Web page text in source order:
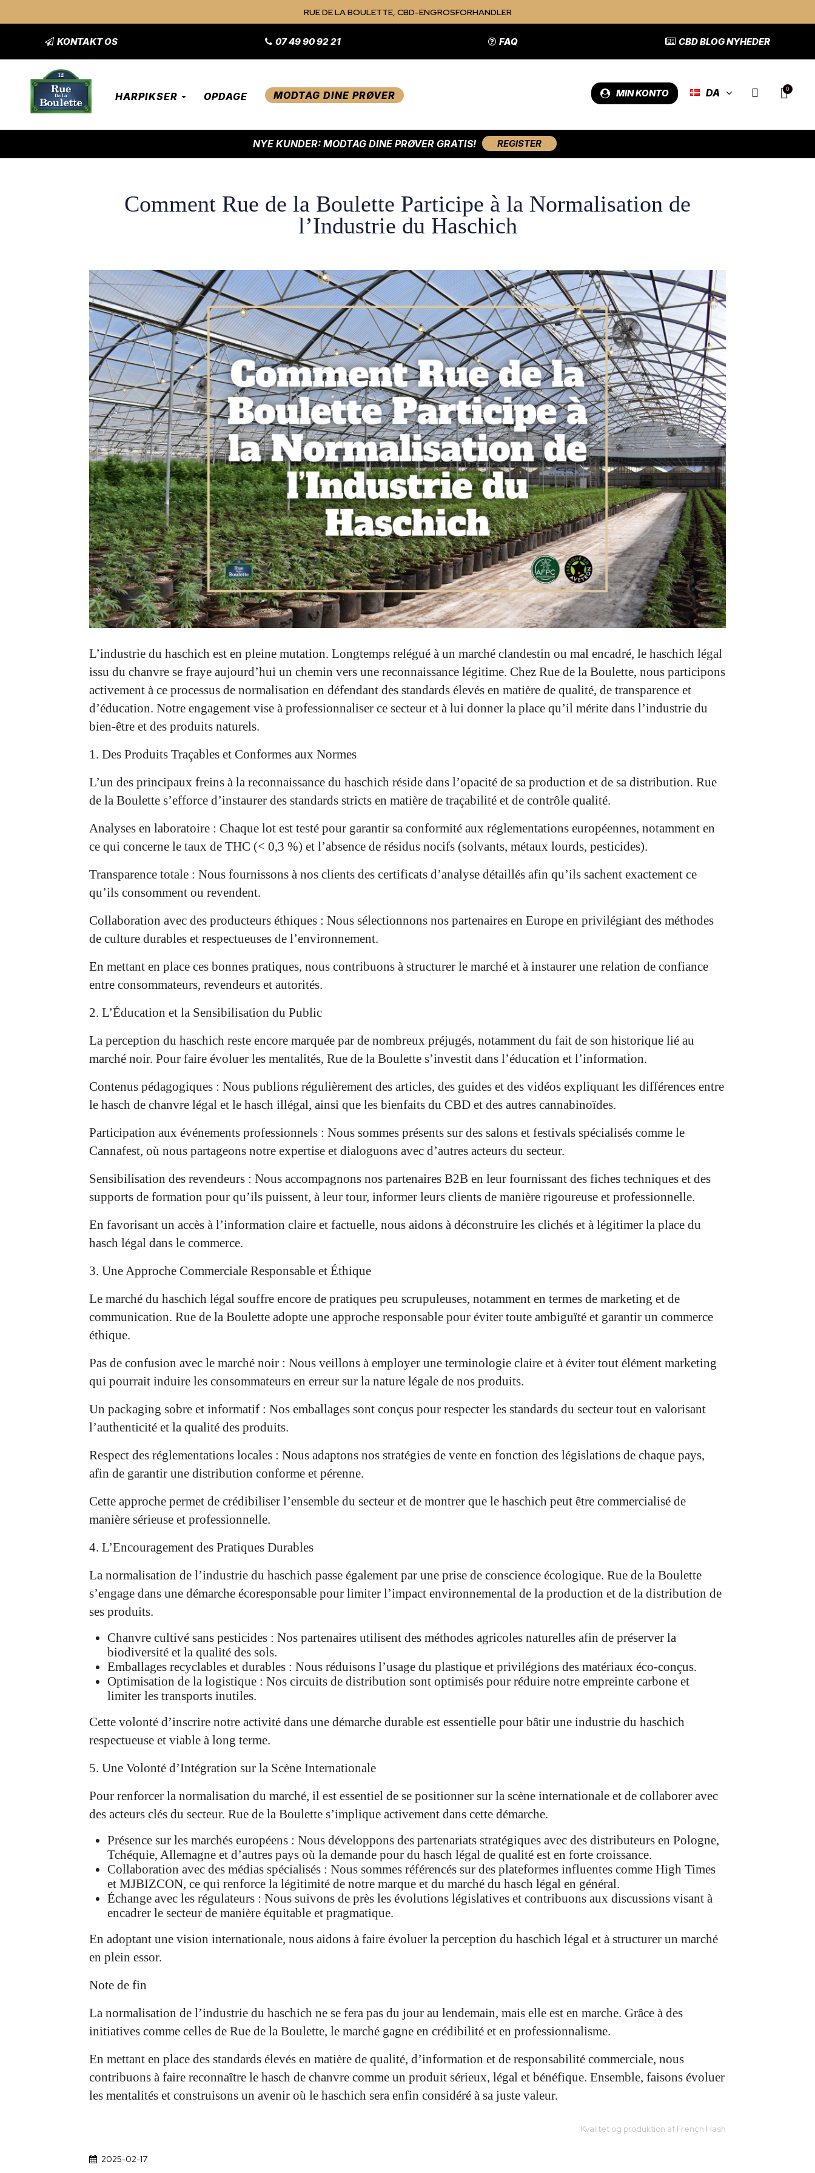
RUE DE LA BOULETTE, CBD-ENGROSFORHANDLER
KONTAKT OS 07 49 90 92 21 FAQ CBD BLOG NYHEDER
MIN KONTO DA
HARPIKSER OPDAGE MODTAG DINE PRØVER
NYE KUNDER: MODTAG DINE PRØVER GRATIS! REGISTER
Comment Rue de la Boulette Participe à la Normalisation de
l’Industrie du Haschich
L’industrie du haschich est en pleine mutation. Longtemps relégué à un marché clandestin ou mal encadré, le haschich légal
issu du chanvre se fraye aujourd’hui un chemin vers une reconnaissance légitime. Chez Rue de la Boulette, nous participons
activement à ce processus de normalisation en défendant des standards élevés en matière de qualité, de transparence et
d’éducation. Notre engagement vise à professionnaliser ce secteur et à lui donner la place qu’il mérite dans l’industrie du
bien-être et des produits naturels.
1. Des Produits Traçables et Conformes aux Normes
L’un des principaux freins à la reconnaissance du haschich réside dans l’opacité de sa production et de sa distribution. Rue
de la Boulette s’efforce d’instaurer des standards stricts en matière de traçabilité et de contrôle qualité.
Analyses en laboratoire : Chaque lot est testé pour garantir sa conformité aux réglementations européennes, notamment en
ce qui concerne le taux de THC (< 0,3 %) et l’absence de résidus nocifs (solvants, métaux lourds, pesticides).
Transparence totale : Nous fournissons à nos clients des certificats d’analyse détaillés afin qu’ils sachent exactement ce
qu’ils consomment ou revendent.
Collaboration avec des producteurs éthiques : Nous sélectionnons nos partenaires en Europe en privilégiant des méthodes
de culture durables et respectueuses de l’environnement.
En mettant en place ces bonnes pratiques, nous contribuons à structurer le marché et à instaurer une relation de confiance
entre consommateurs, revendeurs et autorités.
2. L’Éducation et la Sensibilisation du Public
La perception du haschich reste encore marquée par de nombreux préjugés, notamment du fait de son historique lié au
marché noir. Pour faire évoluer les mentalités, Rue de la Boulette s’investit dans l’éducation et l’information.
Contenus pédagogiques : Nous publions régulièrement des articles, des guides et des vidéos expliquant les différences entre
le hasch de chanvre légal et le hasch illégal, ainsi que les bienfaits du CBD et des autres cannabinoïdes.
Participation aux événements professionnels : Nous sommes présents sur des salons et festivals spécialisés comme le
Cannafest, où nous partageons notre expertise et dialoguons avec d’autres acteurs du secteur.
Sensibilisation des revendeurs : Nous accompagnons nos partenaires B2B en leur fournissant des fiches techniques et des
supports de formation pour qu’ils puissent, à leur tour, informer leurs clients de manière rigoureuse et professionnelle.
En favorisant un accès à l’information claire et factuelle, nous aidons à déconstruire les clichés et à légitimer la place du
hasch légal dans le commerce.
3. Une Approche Commerciale Responsable et Éthique
Le marché du haschich légal souffre encore de pratiques peu scrupuleuses, notamment en termes de marketing et de
communication. Rue de la Boulette adopte une approche responsable pour éviter toute ambiguïté et garantir un commerce
éthique.
Pas de confusion avec le marché noir : Nous veillons à employer une terminologie claire et à éviter tout élément marketing
qui pourrait induire les consommateurs en erreur sur la nature légale de nos produits.
Un packaging sobre et informatif : Nos emballages sont conçus pour respecter les standards du secteur tout en valorisant
l’authenticité et la qualité des produits.
Respect des réglementations locales : Nous adaptons nos stratégies de vente en fonction des législations de chaque pays,
afin de garantir une distribution conforme et pérenne.
Cette approche permet de crédibiliser l’ensemble du secteur et de montrer que le haschich peut être commercialisé de
manière sérieuse et professionnelle.
4. L’Encouragement des Pratiques Durables
La normalisation de l’industrie du haschich passe également par une prise de conscience écologique. Rue de la Boulette
s’engage dans une démarche écoresponsable pour limiter l’impact environnemental de la production et de la distribution de
ses produits.
Chanvre cultivé sans pesticides : Nos partenaires utilisent des méthodes agricoles naturelles afin de préserver la
biodiversité et la qualité des sols.
Emballages recyclables et durables : Nous réduisons l’usage du plastique et privilégions des matériaux éco-conçus.
Optimisation de la logistique : Nos circuits de distribution sont optimisés pour réduire notre empreinte carbone et
limiter les transports inutiles.
Cette volonté d’inscrire notre activité dans une démarche durable est essentielle pour bâtir une industrie du haschich
respectueuse et viable à long terme.
5. Une Volonté d’Intégration sur la Scène Internationale
Pour renforcer la normalisation du marché, il est essentiel de se positionner sur la scène internationale et de collaborer avec
des acteurs clés du secteur. Rue de la Boulette s’implique activement dans cette démarche.
Présence sur les marchés européens : Nous développons des partenariats stratégiques avec des distributeurs en Pologne,
Tchéquie, Allemagne et d’autres pays où la demande pour du hasch légal de qualité est en forte croissance.
Collaboration avec des médias spécialisés : Nous sommes référencés sur des plateformes influentes comme High Times
et MJBIZCON, ce qui renforce la légitimité de notre marque et du marché du hasch légal en général.
Échange avec les régulateurs : Nous suivons de près les évolutions législatives et contribuons aux discussions visant à
encadrer le secteur de manière équitable et pragmatique.
En adoptant une vision internationale, nous aidons à faire évoluer la perception du haschich légal et à structurer un marché
en plein essor.
Note de fin
La normalisation de l’industrie du haschich ne se fera pas du jour au lendemain, mais elle est en marche. Grâce à des
initiatives comme celles de Rue de la Boulette, le marché gagne en crédibilité et en professionnalisme.
En mettant en place des standards élevés en matière de qualité, d’information et de responsabilité commerciale, nous
contribuons à faire reconnaître le hasch de chanvre comme un produit sérieux, légal et bénéfique. Ensemble, faisons évoluer
les mentalités et construisons un avenir où le haschich sera enfin considéré à sa juste valeur.
Kvalitet og produktion af French Hash
2025-02-17